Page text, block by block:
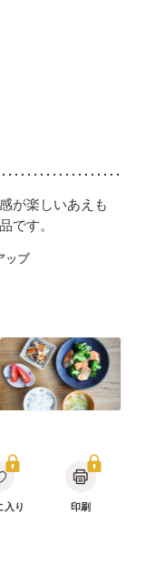
が楽しいあえも
です。
ップ
入り 印刷